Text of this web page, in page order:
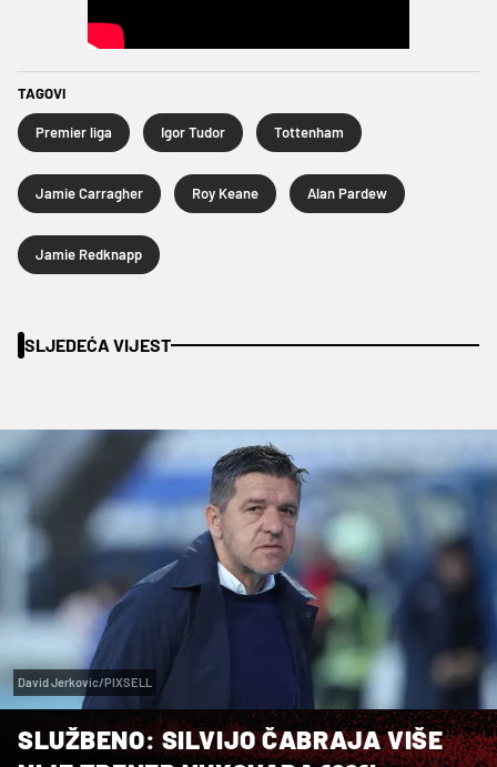
TAGOVI
Premier liga Igor Tudor Tottenham
Jamie Carragher Roy Keane Alan Pardew
Jamie Redknapp
SLJEDEĆA VIJEST
David Jerkovic/PIXSELL
SLUŽBENO: SILVIJO ČABRAJA VIŠE